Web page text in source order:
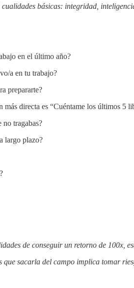
básicas: integridad,
en el último año?
a en tu trabajo?
prepararte?
directa es “Cuéntame los últimos 5
no tragabas?
largo plazo?
de conseguir un retorno de 100x,
que sacarla del campo implica tomar